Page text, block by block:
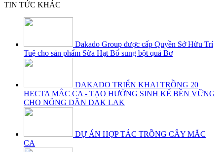
TIN TỨC KHÁC
Dakado Group được cấp Quyền Sở Hữu Trí
Tuệ cho sản phẩm Sữa Hạt Bổ sung bột quả Bơ
DAKADO TRIỂN KHAI TRỒNG 20
HECTA MẮC CA - TẠO HƯỚNG SINH KẾ BỀN VỮNG
CHO NÔNG DÂN DAK LAK
DỰ ÁN HỢP TÁC TRỒNG CÂY MẮC
CA